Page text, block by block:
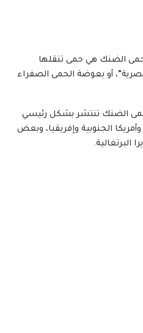
حمى الضنك هي حمى تنقلها
أو بعوضة الحمى الصفراء
حمى الضنك تنتشر بشكل رئيسي
الجنوبية وإفريقيا، وبعض
البرتغالية.